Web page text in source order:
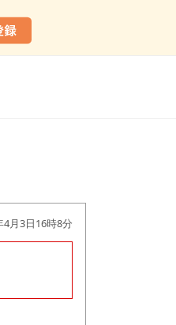
月3日16時8分